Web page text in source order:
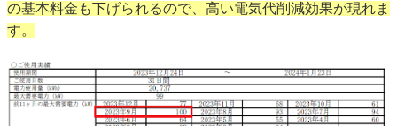
の基本料金も下げられるので、高い電気代削減効果が現れま
す。